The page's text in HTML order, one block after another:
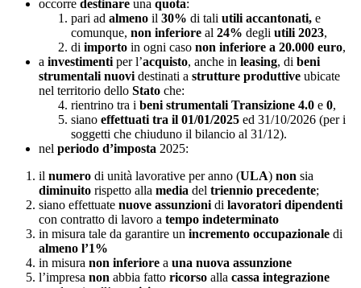
occorre destinare una quota:
pari ad almeno il 30% di tali utili accantonati, e
comunque, non inferiore al 24% degli utili 2023,
di importo in ogni caso non inferiore a 20.000 euro,
a investimenti per l’acquisto, anche in leasing, di beni
strumentali nuovi destinati a strutture produttive ubicate
nel territorio dello Stato che:
rientrino tra i beni strumentali Transizione 4.0 e 0,
siano effettuati tra il 01/01/2025 ed 31/10/2026 (per i
soggetti che chiuduno il bilancio al 31/12).
nel periodo d’imposta 2025:
il numero di unità lavorative per anno (ULA) non sia
diminuito rispetto alla media del triennio precedente;
siano effettuate nuove assunzioni di lavoratori dipendenti
con contratto di lavoro a tempo indeterminato
in misura tale da garantire un incremento occupazionale di
almeno l’1%
in misura non inferiore a una nuova assunzione
l’impresa non abbia fatto ricorso alla cassa integrazione